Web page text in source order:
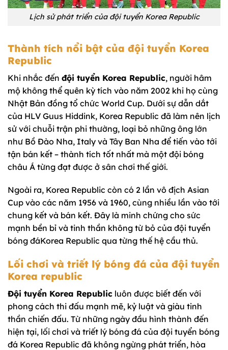
Lịch sử phát triển của đội tuyển Korea Republic
Thành tích nổi bật của đội tuyển Korea
Republic
Khi nhắc đến đội tuyển Korea Republic, người hâm
mộ không thể quên kỳ tích vào năm 2002 khi họ cùng
Nhật Bản đồng tổ chức World Cup. Dưới sự dẫn dắt
của HLV Guus Hiddink, Korea Republic đã làm nên lịch
sử với chuỗi trận phi thường, loại bỏ những ông lớn
như Bồ Đào Nha, Italy và Tây Ban Nha để tiến vào tới
tận bán kết – thành tích tốt nhất mà một đội bóng
châu Á từng đạt được ở sân chơi thế giới.
Ngoài ra, Korea Republic còn có 2 lần vô địch Asian
Cup vào các năm 1956 và 1960, cùng nhiều lần vào tới
chung kết và bán kết. Đây là minh chứng cho sức
mạnh bền bỉ và tinh thần không từ bỏ của đội tuyển
bóng đáKorea Republic qua từng thế hệ cầu thủ.
Lối chơi và triết lý bóng đá của đội tuyển
Korea republic
Đội tuyển Korea Republic luôn được biết đến với
phong cách thi đấu mạnh mẽ, kỷ luật và giàu tinh
thần chiến đấu. Từ những ngày đầu hình thành đến
hiện tại, lối chơi và triết lý bóng đá của đội tuyển bóng
đá Korea Republic đã không ngừng phát triển, hòa